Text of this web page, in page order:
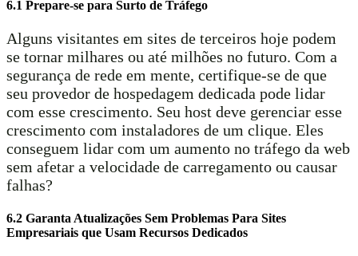
6.1 Prepare-se para Surto de Tráfego
Alguns visitantes em sites de terceiros hoje podem
se tornar milhares ou até milhões no futuro. Com a
segurança de rede em mente, certifique-se de que
seu provedor de hospedagem dedicada pode lidar
com esse crescimento. Seu host deve gerenciar esse
crescimento com instaladores de um clique. Eles
conseguem lidar com um aumento no tráfego da web
sem afetar a velocidade de carregamento ou causar
falhas?
6.2 Garanta Atualizações Sem Problemas Para Sites
Empresariais que Usam Recursos Dedicados